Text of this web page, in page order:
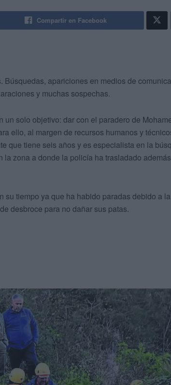
Compartir en Facebook
Búsquedas, apariciones en medios de
y muchas sospechas.
solo objetivo: dar con el paradero de
ello, al margen de recursos humanos y
que tiene seis años y es especialista en la
zona a donde la policía ha trasladado
su tiempo ya que ha habido paradas debido a la
desbroce para no dañar sus patas.